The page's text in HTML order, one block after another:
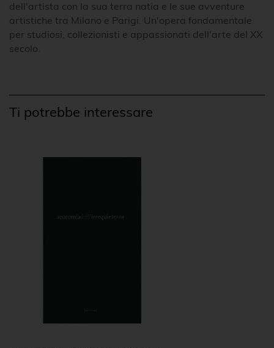
dell'artista con la sua terra natia e le sue avventure
artistiche tra Milano e Parigi. Un'opera fondamentale
per studiosi, collezionisti e appassionati dell'arte del XX
secolo.
Ti potrebbe interessare